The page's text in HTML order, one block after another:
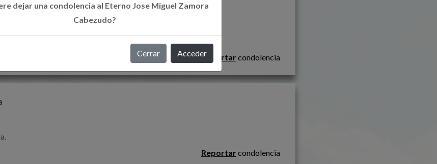
Reportar condolencia
Reportar condolencia
dejar una condolencia al Eterno Jose Miguel Zamora
Cabezudo?
Cerrar Acceder